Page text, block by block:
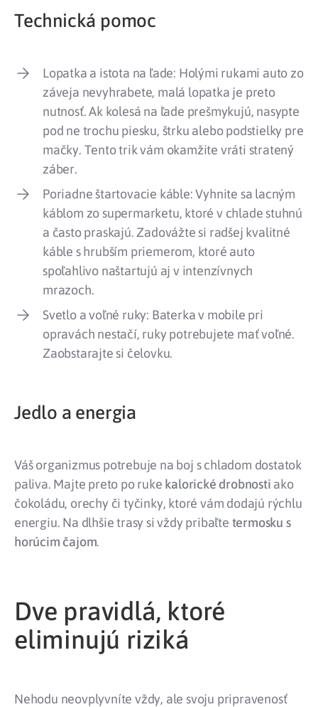
Technická pomoc
Lopatka a istota na ľade: Holými rukami auto zo
záveja nevyhrabete, malá lopatka je preto
nutnosť. Ak kolesá na ľade prešmykujú, nasypte
pod ne trochu piesku, štrku alebo podstielky pre
mačky. Tento trik vám okamžite vráti stratený
záber.
Poriadne štartovacie káble: Vyhnite sa lacným
káblom zo supermarketu, ktoré v chlade stuhnú
a často praskajú. Zadovážte si radšej kvalitné
káble s hrubším priemerom, ktoré auto
spoľahlivo naštartujú aj v intenzívnych
mrazoch.
Svetlo a voľné ruky: Baterka v mobile pri
opravách nestačí, ruky potrebujete mať voľné.
Zaobstarajte si čelovku.
Jedlo a energia
Váš organizmus potrebuje na boj s chladom dostatok
paliva. Majte preto po ruke kalorické drobnosti ako
čokoládu, orechy či tyčinky, ktoré vám dodajú rýchlu
energiu. Na dlhšie trasy si vždy pribaľte termosku s
horúcim čajom.
Dve pravidlá, ktoré
eliminujú riziká
Nehodu neovplyvníte vždy, ale svoju pripravenosť